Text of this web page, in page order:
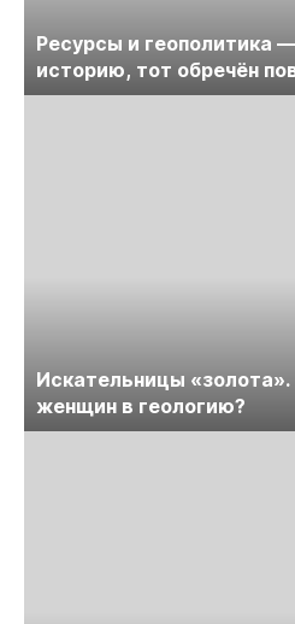
Ресурсы и геополитика
историю, тот обречён
Искательницы
женщин в геологию?